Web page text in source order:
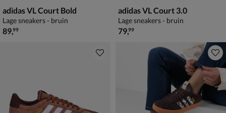
adidas VL Court Bold
Lage sneakers - bruin
€ 89,99
89,99
adidas VL Court 3.0
Lage sneakers - bruin
€ 79,99
79,99